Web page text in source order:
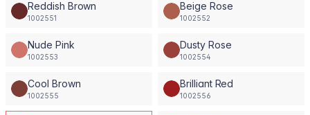
Reddish Brown
1002551
Beige Rose
1002552
Nude Pink
1002553
Dusty Rose
1002554
Cool Brown
1002555
Brilliant Red
1002556